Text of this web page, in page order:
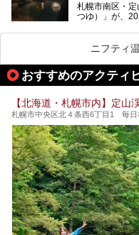
地体験し、カ
をはじめ、日帰
札幌市南区・
つゆ）」が、
この施設は、
LOUNGE
スクラメーシ
空間。
今回は、そん
ニフティ
おすすめのアクティ
【北海道・札幌市内】定山
札幌市中央区北４条西6丁目1 毎日